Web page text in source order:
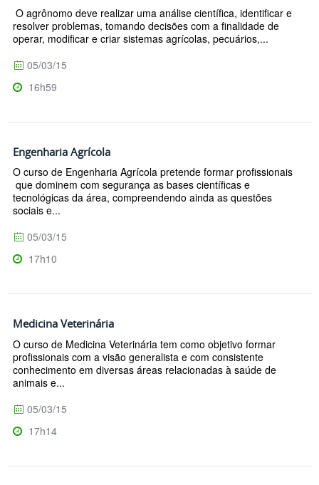
O agrônomo deve realizar uma análise científica, identificar e
resolver problemas, tomando decisões com a finalidade de
operar, modificar e criar sistemas agrícolas, pecuários,...
05/03/15
16h59
Engenharia Agrícola
O curso de Engenharia Agrícola pretende formar profissionais
que dominem com segurança as bases científicas e
tecnológicas da área, compreendendo ainda as questões
sociais e...
05/03/15
17h10
Medicina Veterinária
O curso de Medicina Veterinária tem como objetivo formar
profissionais com a visão generalista e com consistente
conhecimento em diversas áreas relacionadas à saúde de
animais e...
05/03/15
17h14